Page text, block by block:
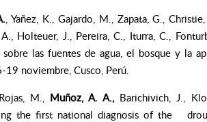
, Yañez, K., Gajardo, M., Zapata, G.,
A., Holteuer, J., Pereira, C., Iturra, C.,
sobre las fuentes de agua, el bosque y la
noviembre, Cusco, Perú.
M., Muñoz, A. A., Barichivich, J.,
the first national diagnosis of the